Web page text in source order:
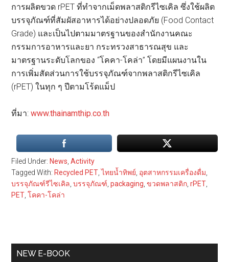
การผลิตขวด rPET ที่ทำจากเม็ดพลาสติกรีไซเคิล ซึ่งใช้ผลิต
บรรจุภัณฑ์ที่สัมผัสอาหารได้อย่างปลอดภัย (Food Contact
Grade) และเป็นไปตามมาตรฐานของสำนักงานคณะ
กรรมการอาหารและยา กระทรวงสาธารณสุข และ
มาตรฐานระดับโลกของ “โคคา-โคล่า” โดยมีแผนงานใน
การเพิ่มสัดส่วนการใช้บรรจุภัณฑ์จากพลาสติกรีไซเคิล
(rPET) ในทุก ๆ ปีตามโร้ดแม็ป
ที่มา:www.thainamthip.co.th
Filed Under: News,Activity
Tagged With: Recycled PET,ไทยน้ำทิพย์, อุตสาหกรรมเครื่องดื่ม,
บรรจุภัณฑ์รีไซเคิล,บรรจุภัณฑ์,packaging,ขวดพลาสติก,rPET,
PET,โคคา-โคล่า
Primary
NEW E-BOOK